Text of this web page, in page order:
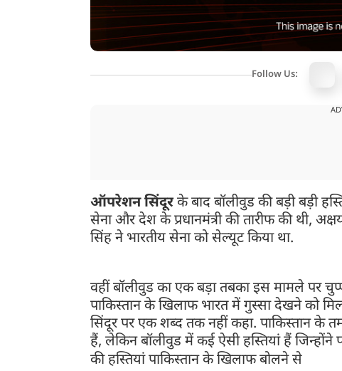
Follow Us:
ऑपरेशन सिंदूरके बाद बॉलीवुड की बड़ी बड़ी
सेना और देश के प्रधानमंत्री की तारीफ की थी,
सिंह ने भारतीय सेना को सेल्यूट किया था.
वहीं बॉलीवुड का एक बड़ा तबका इस मामले पर
पाकिस्तान के खिलाफ भारत में गुस्सा देखने को
सिंदूर पर एक शब्द तक नहीं कहा. पाकिस्तान के
हैं, लेकिन बॉलीवुड में कई ऐसी हस्तियां हैं
की हस्तियां पाकिस्तान के खिलाफ बोलने से